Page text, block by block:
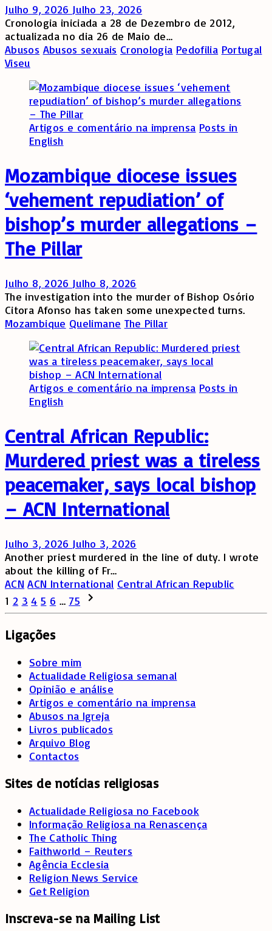
Julho 9, 2026 Julho 23, 2026
Cronologia iniciada a 28 de Dezembro de 2012,
actualizada no dia 26 de Maio de…
Abusos Abusos sexuais Cronologia Pedofilia Portugal
Viseu
Artigos e comentário na imprensa Posts in
English
Mozambique diocese issues
‘vehement repudiation’ of
bishop’s murder allegations –
The Pillar
Julho 8, 2026 Julho 8, 2026
The investigation into the murder of Bishop Osório
Citora Afonso has taken some unexpected turns.
Mozambique Quelimane The Pillar
Artigos e comentário na imprensa Posts in
English
Central African Republic:
Murdered priest was a tireless
peacemaker, says local bishop
– ACN International
Julho 3, 2026 Julho 3, 2026
Another priest murdered in the line of duty. I wrote
about the killing of Fr…
ACN ACN International Central African Republic
Paginação
dos
conteúdos
1 2 3 4 5 6 … 75
Next
page
Ligações
Sobre mim
Actualidade Religiosa semanal
Opinião e análise
Artigos e comentário na imprensa
Abusos na Igreja
Livros publicados
Arquivo Blog
Contactos
Sites de notícias religiosas
Actualidade Religiosa no Facebook
Informação Religiosa na Renascença
The Catholic Thing
Faithworld – Reuters
Agência Ecclesia
Religion News Service
Get Religion
Inscreva-se na Mailing List